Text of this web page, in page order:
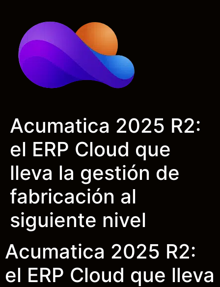
Acumatica 2025 R2:
el ERP Cloud que
lleva la gestión de
fabricación al
siguiente nivel
Acumatica 2025 R2:
el ERP Cloud que lleva